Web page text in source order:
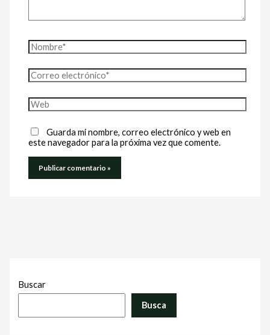
Nombre*
Correo
electrónico*
Web
Guarda mi nombre, correo electrónico y web en
este navegador para la próxima vez que comente.
Buscar
Busca